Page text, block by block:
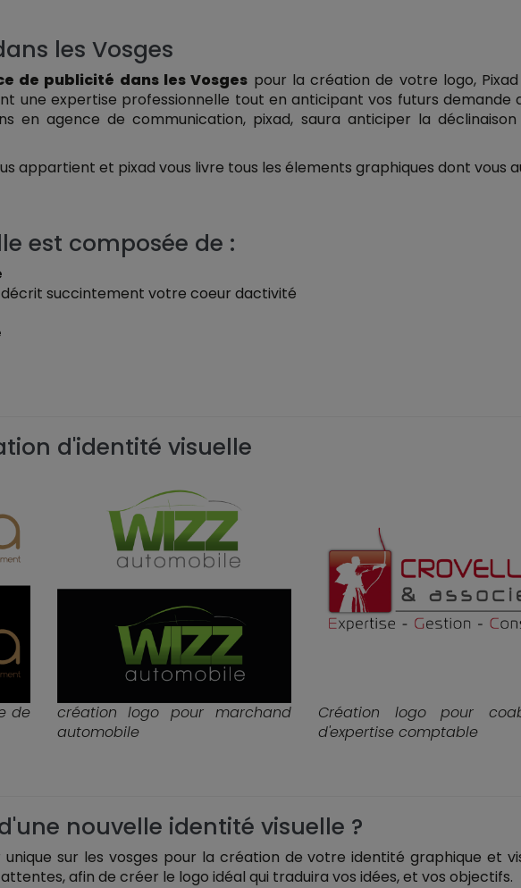
les Vosges
de publicité dans les Vosges pour la création de votre logo,
une expertise professionnelle tout en anticipant vos futurs demande
en agence de communication, pixad, saura anticiper la
appartient et pixad vous livre tous les élements graphiques dont vous
est composée de :
décrit succintement votre coeur dactivité
d'identité visuelle
de
création logo pour marchand
automobile
Création logo pour
d'expertise comptable
nouvelle identité visuelle ?
sur les vosges pour la création de votre identité graphique et
afin de créer le logo idéal qui traduira vos idées, et vos objectifs.